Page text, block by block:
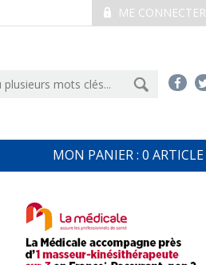
ME CONNECTER
MON PANIER : 0 ARTICLE